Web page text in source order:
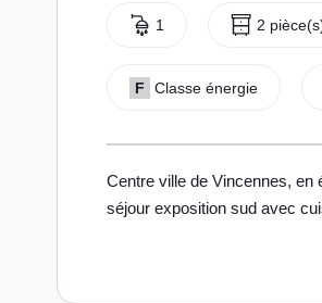
1 2
F Classe énergie
Centre ville de Vincennes, en
séjour exposition sud avec